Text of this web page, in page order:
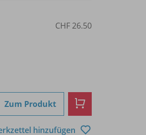
CHF 26.50
Zum Produkt
hinzufügen